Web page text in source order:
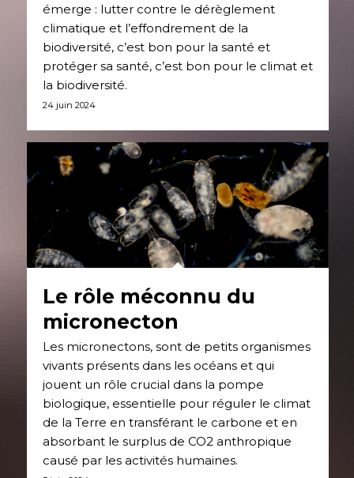
émerge : lutter contre le dérèglement
climatique et l’effondrement de la
biodiversité, c’est bon pour la santé et
protéger sa santé, c’est bon pour le climat et
la biodiversité.
24 juin 2024
Le rôle méconnu du
micronecton
Les micronectons, sont de petits organismes
vivants présents dans les océans et qui
jouent un rôle crucial dans la pompe
biologique, essentielle pour réguler le climat
de la Terre en transférant le carbone et en
absorbant le surplus de CO2 anthropique
causé par les activités humaines.